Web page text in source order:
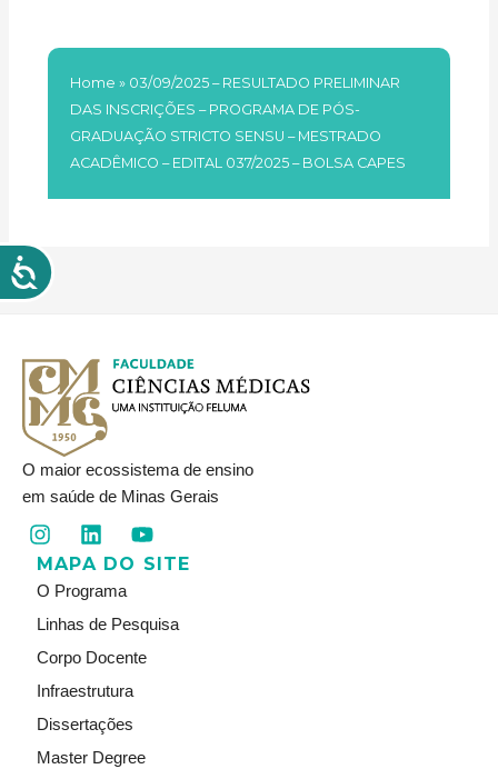
Home » 03/09/2025 – RESULTADO PRELIMINAR
DAS INSCRIÇÕES – PROGRAMA DE PÓS-
GRADUAÇÃO STRICTO SENSU – MESTRADO
ACADÊMICO – EDITAL 037/2025 – BOLSA CAPES
O maior ecossistema de ensino
em saúde de Minas Gerais
I
n
s
t
a
g
r
a
m
L
i
n
k
e
d
i
n
Y
o
u
u
b
e
MAPA DO SITE
O Programa
Linhas de Pesquisa
Corpo Docente
Infraestrutura
Dissertações
Master Degree